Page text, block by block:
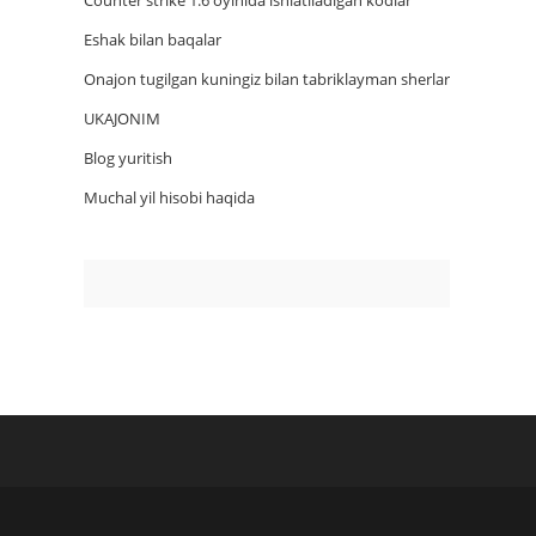
Eshak bilan baqalar
Onajon tugilgan kuningiz bilan tabriklayman sherlar
UKAJONIM
Blog yuritish
Muchal yil hisobi haqida